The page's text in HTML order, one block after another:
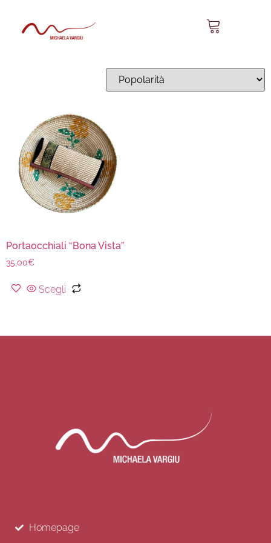
Bona Vista 14
Portaocchiali “Bona Vista”
35,00€
Scegli
Homepage